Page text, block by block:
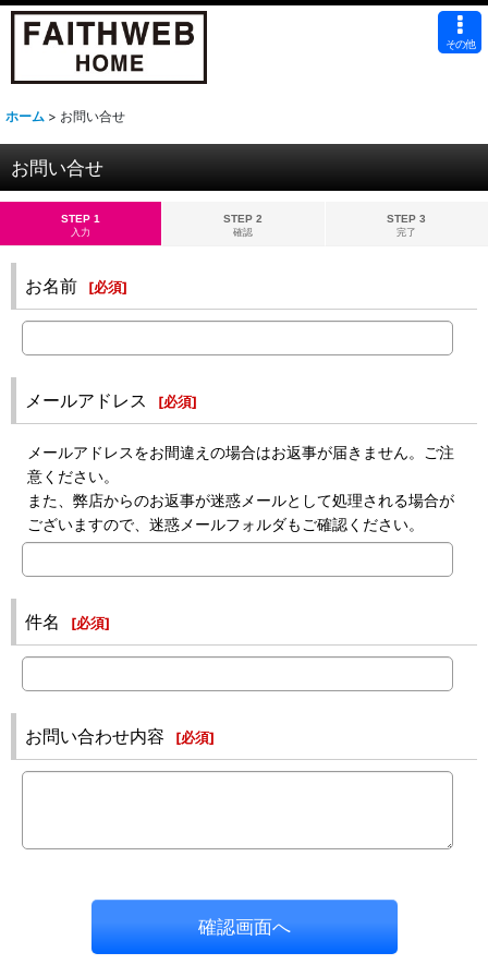
その他
ホーム > お問い合せ
お問い合せ
STEP 1
入力
STEP 2
確認
STEP 3
完了
お名前 [必須]
メールアドレス [必須]
メールアドレスをお間違えの場合はお返事が届きません。ご注
意ください。
また、弊店からのお返事が迷惑メールとして処理される場合が
ございますので、迷惑メールフォルダもご確認ください。
件名 [必須]
お問い合わせ内容 [必須]
確認画面へ